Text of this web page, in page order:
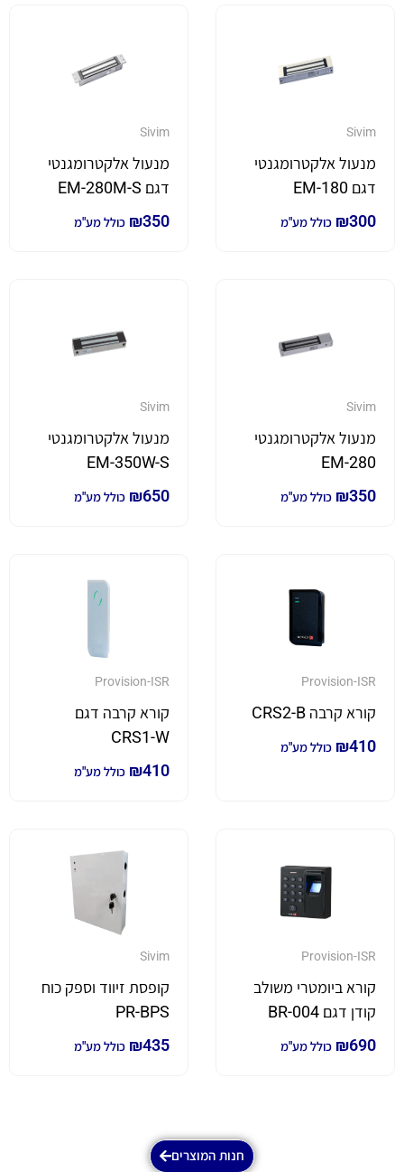
Sivim
מנעול אלקטרומגנטי
דגם EM-180
₪300 כולל מע"מ
Sivim
מנעול אלקטרומגנטי
דגם EM-280M-S
₪350 כולל מע"מ
Sivim
מנעול אלקטרומגנטי
EM-280
₪350 כולל מע"מ
Sivim
מנעול אלקטרומגנטי
EM-350W-S
₪650 כולל מע"מ
Provision-ISR
קורא קרבה CRS2-B
₪410 כולל מע"מ
Provision-ISR
קורא קרבה דגם
CRS1-W
₪410 כולל מע"מ
Provision-ISR
קורא ביומטרי משולב
קודן דגם BR-004
₪690 כולל מע"מ
Sivim
קופסת זיווד וספק כוח
PR-BPS
₪435 כולל מע"מ
חנות המוצרים